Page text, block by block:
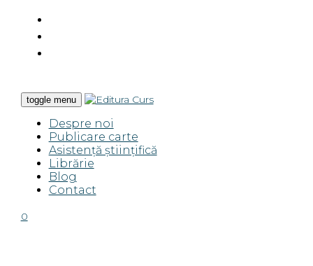
toggle menu
Despre noi
Publicare carte
Asistență științifică
Librărie
Blog
Contact
0